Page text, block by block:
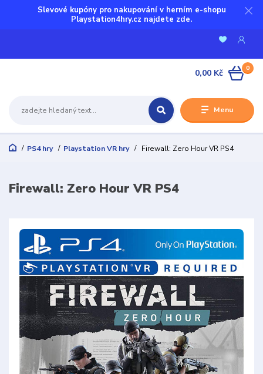
Slevové kupóny pro nakupování v herním e-shopu
Playstation4hry.cz najdete zde.
Menu
0
0,00 Kč
PS4 hry Playstation VR hry Firewall: Zero Hour VR PS4
Firewall: Zero Hour VR PS4